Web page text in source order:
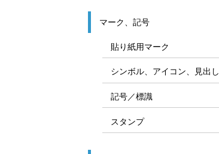
マーク、記号
貼り紙用マーク
シンボル、アイコン、見出し
記号／標識
スタンプ